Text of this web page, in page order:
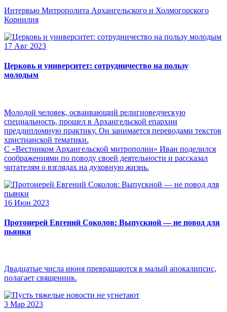
Интервью Митрополита Архангельского и Холмогорского
Корнилия
17 Авг 2023
Церковь и университет: сотрудничество на пользу
молодым
Молодой человек, осваивающий религиоведческую
специальность, прошел в Архангельской епархии
преддипломную практику. Он занимается переводами текстов
христианской тематики.
С «Вестником Архангельской митрополии» Иван поделился
соображениями по поводу своей деятельности и рассказал
читателям о взглядах на духовную жизнь.
16 Июн 2023
Протоиерей Евгений Соколов: Выпускной — не повод для
пьянки
Двадцатые числа июня превращаются в малый апокалипсис,
полагает священник.
3 Мар 2023